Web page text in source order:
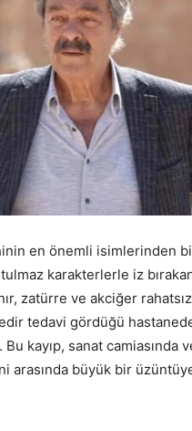
en önemli isimlerinden
karakterlerle iz
zatürre ve akciğer
tedavi gördüğü
kayıp, sanat camiasında
arasında büyük bir